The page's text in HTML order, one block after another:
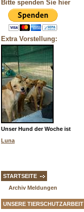
Bitte spenden Sie hier
Extra Vorstellung:
Unser Hund der Woche ist
Luna
STARTSEITE
Archiv Meldungen
UNSERE TIERSCHUTZARBEIT